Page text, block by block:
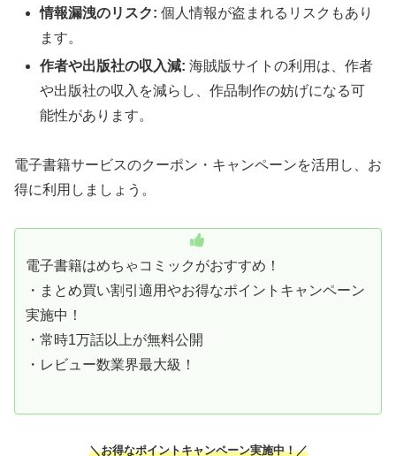
情報漏洩のリスク: 個人情報が盗まれるリスクもあり
ます。
作者や出版社の収入減: 海賊版サイトの利用は、作者
や出版社の収入を減らし、作品制作の妨げになる可
能性があります。
電子書籍サービスのクーポン・キャンペーンを活用し、お
得に利用しましょう。
電子書籍はめちゃコミックがおすすめ！
・まとめ買い割引適用やお得なポイントキャンペーン
実施中！
・常時1万話以上が無料公開
・レビュー数業界最大級！
＼お得なポイントキャンペーン実施中！／